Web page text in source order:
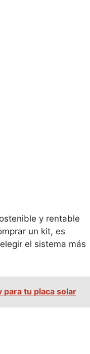
y rentable
un kit, es
el sistema más
para tu placa solar